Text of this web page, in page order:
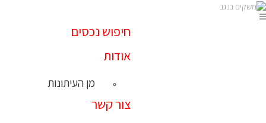
חיפוש נכסים
אודות
מן העיתונות
צור קשר